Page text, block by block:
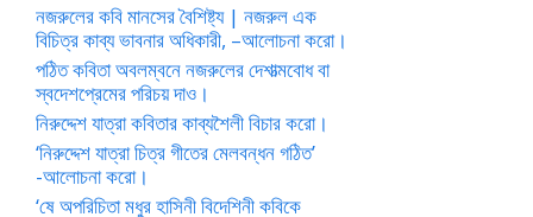
নজরুলের কবি মানসের বৈশিষ্ট্য | নজরুল এক
বিচিত্র কাব্য ভাবনার অধিকারী, –আলোচনা করো।
পঠিত কবিতা অবলম্বনে নজরুলের দেশাত্মবোধ বা
স্বদেশপ্রেমের পরিচয় দাও।
নিরুদ্দেশ যাত্রা কবিতার কাব্যশৈলী বিচার করো।
‘নিরুদ্দেশ যাত্রা চিত্র গীতের মেলবন্ধন গঠিত’
-আলোচনা করো।
‘ষে অপরিচিতা মধুর হাসিনী বিদেশিনী কবিকে